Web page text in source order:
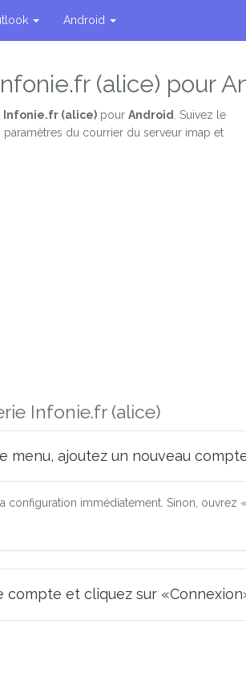
Android
(alice) pour
Infonie.fr (alice) pour Android
. Suivez le
du courrier du serveur imap et
Infonie.fr (alice)
ajoutez un nouveau
immédiatement. Sinon, ouvrez
et cliquez sur